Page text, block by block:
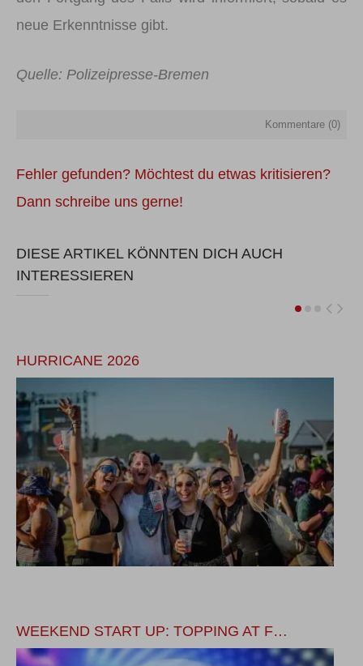
neue Erkenntnisse gibt.
Quelle: Polizeipresse-Bremen
Kommentare (0)
Fehler gefunden? Möchtest du etwas kritisieren?
Dann schreibe uns gerne!
DIESE ARTIKEL KÖNNTEN DICH AUCH
INTERESSIEREN
HURRICANE 2026
WEEKEND START UP: TOPPING AT F…